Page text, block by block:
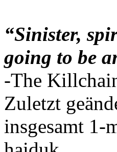
“Sinister,
going to be
-The
Zuletzt
insgesamt 1-